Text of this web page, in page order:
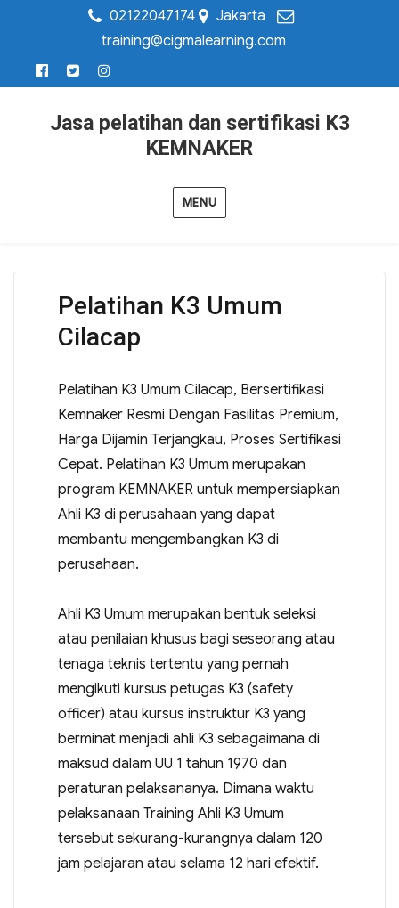
02122047174
Jakarta
training@cigmalearning.com
Jasa pelatihan dan sertifikasi K3
KEMNAKER
MENU
Pelatihan K3 Umum
Cilacap
Pelatihan K3 Umum Cilacap, Bersertifikasi
Kemnaker Resmi Dengan Fasilitas Premium,
Harga Dijamin Terjangkau, Proses Sertifikasi
Cepat. Pelatihan K3 Umum merupakan
program KEMNAKER untuk mempersiapkan
Ahli K3 di perusahaan yang dapat
membantu mengembangkan K3 di
perusahaan.
Ahli K3 Umum merupakan bentuk seleksi
atau penilaian khusus bagi seseorang atau
tenaga teknis tertentu yang pernah
mengikuti kursus petugas K3 (safety
officer) atau kursus instruktur K3 yang
berminat menjadi ahli K3 sebagaimana di
maksud dalam UU 1 tahun 1970 dan
peraturan pelaksananya. Dimana waktu
pelaksanaan Training Ahli K3 Umum
tersebut sekurang-kurangnya dalam 120
jam pelajaran atau selama 12 hari efektif.